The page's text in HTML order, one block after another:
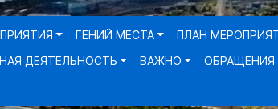
ГЕНИЙ МЕСТА
ПЛАН
ДЕЯТЕЛЬНОСТЬ ВАЖНО ОБРАЩЕНИЯ